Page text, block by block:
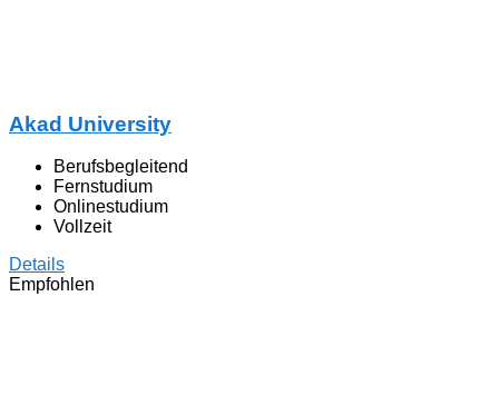
Akad University
Berufsbegleitend
Fernstudium
Onlinestudium
Vollzeit
Details
Empfohlen